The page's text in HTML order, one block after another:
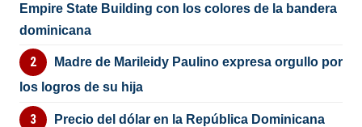
Empire State Building con los colores de la bandera
dominicana
Madre de Marileidy Paulino expresa orgullo por
los logros de su hija
Precio del dólar en la República Dominicana